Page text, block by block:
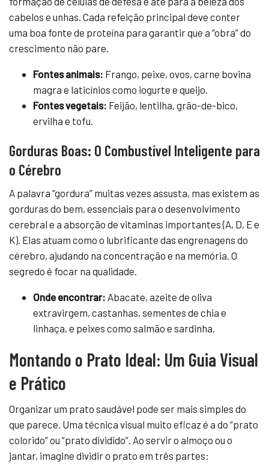
cabelos e unhas. Cada refeição principal deve conter
uma boa fonte de proteína para garantir que a “obra” do
crescimento não pare.
Fontes animais: Frango, peixe, ovos, carne bovina
magra e laticínios como iogurte e queijo.
Fontes vegetais: Feijão, lentilha, grão-de-bico,
ervilha e tofu.
Gorduras Boas: O Combustível Inteligente para
o Cérebro
A palavra “gordura” muitas vezes assusta, mas existem as
gorduras do bem, essenciais para o desenvolvimento
cerebral e a absorção de vitaminas importantes (A, D, E e
K). Elas atuam como o lubrificante das engrenagens do
cérebro, ajudando na concentração e na memória. O
segredo é focar na qualidade.
Onde encontrar: Abacate, azeite de oliva
extravirgem, castanhas, sementes de chia e
linhaça, e peixes como salmão e sardinha.
Montando o Prato Ideal: Um Guia Visual
e Prático
Organizar um prato saudável pode ser mais simples do
que parece. Uma técnica visual muito eficaz é a do “prato
colorido” ou “prato dividido”. Ao servir o almoço ou o
jantar, imagine dividir o prato em três partes: